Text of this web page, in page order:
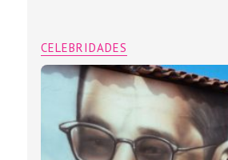
CELEBRIDADES